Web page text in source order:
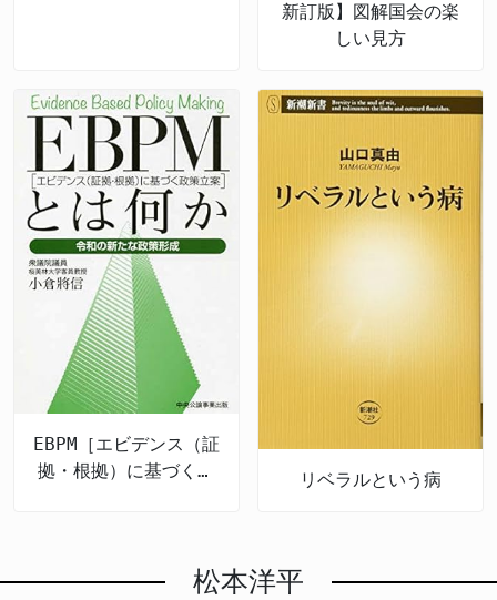
新訂版】図解国会の楽
しい見方
EBPM［エビデンス（証
拠・根拠）に基づく政
リベラルという病
松本洋平